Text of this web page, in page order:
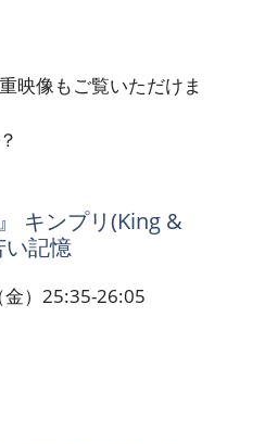
映像もご覧いただけま
キンプリ(King &
記憶
）25:35-26:05